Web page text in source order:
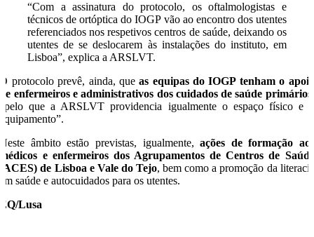
“Com a assinatura do protocolo, os oftalmologistas e
técnicos de ortóptica do IOGP vão ao encontro dos utentes
referenciados nos respetivos centros de saúde, deixando os
utentes de se deslocarem às instalações do instituto, em
Lisboa”, explica a ARSLVT.
O protocolo prevê, ainda, queas equipas do IOGP tenham o apoio
de enfermeiros e administrativos dos cuidados de saúde primários
“pelo que a ARSLVT providencia igualmente o espaço físico e o
equipamento”.
Neste âmbito estão previstas, igualmente, ações de formação aos
médicos e enfermeiros dos Agrupamentos de Centros de Saúde
(ACES) de Lisboa e Vale do Tejo, bem como a promoção da literacia
em saúde e autocuidados para os utentes.
EQ/Lusa